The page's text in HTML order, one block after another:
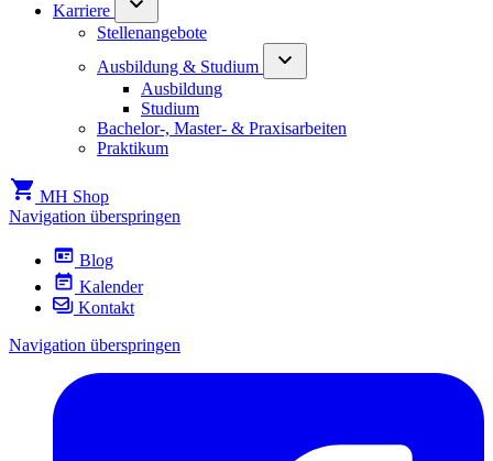
Karriere
Stellenangebote
Ausbildung & Studium
Ausbildung
Studium
Bachelor-, Master- & Praxisarbeiten
Praktikum
MH Shop
Navigation überspringen
Blog
Kalender
Kontakt
Navigation überspringen